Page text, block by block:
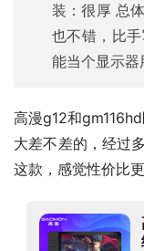
装：很厚 总
也不错，比
能当个显示器
高漫g12和
大差不差的，经过
这款，感觉性价比更